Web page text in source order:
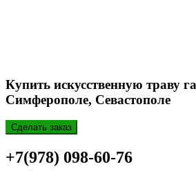
Купить искусственную траву
Симферополе, Севастополе
Сделать заказ
+7(978) 098-60-76